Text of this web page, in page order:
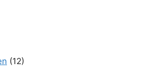
(12)